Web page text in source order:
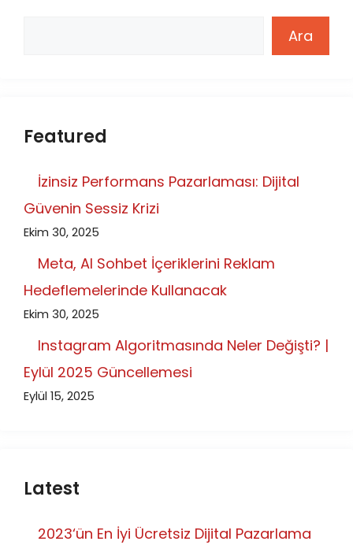
Ara
Featured
İzinsiz Performans Pazarlaması: Dijital
Güvenin Sessiz Krizi
Ekim 30, 2025
Meta, AI Sohbet İçeriklerini Reklam
Hedeflemelerinde Kullanacak
Ekim 30, 2025
Instagram Algoritmasında Neler Değişti? |
Eylül 2025 Güncellemesi
Eylül 15, 2025
Latest
2023‘ün En İyi Ücretsiz Dijital Pazarlama